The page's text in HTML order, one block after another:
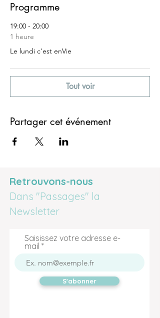
Programme
19:00 - 20:00
1 heure
Le lundi c'est enVie
Tout voir
Partager cet événement
Retrouvons-nous
Dans "Passages" la
Newsletter
Saisissez votre adresse e-
mail
S'abonner